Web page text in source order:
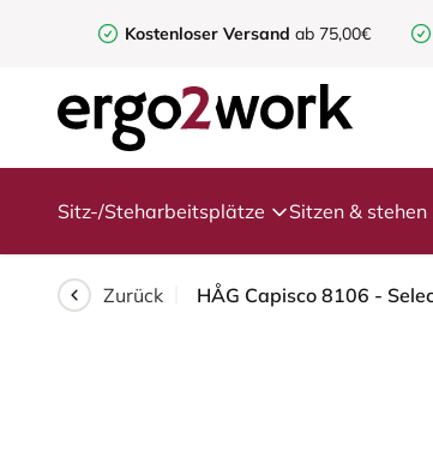
Kostenloser Versand ab 75,00€
Sitz-/Steharbeitsplätze Sitzen & stehen
Zurück HÅG Capisco 8106 -